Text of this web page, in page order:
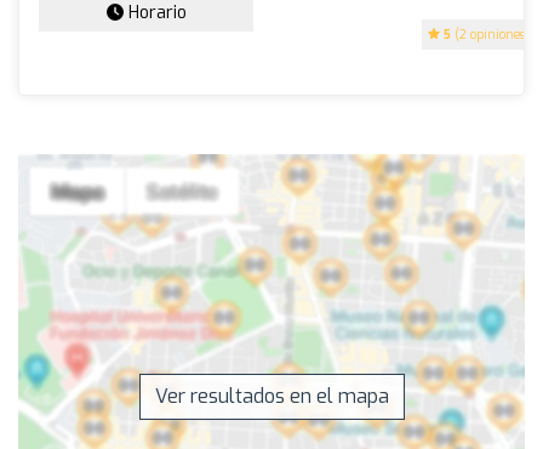
5 (2 opiniones)
Horario
Ver resultados en el mapa